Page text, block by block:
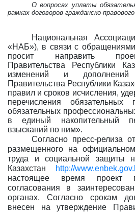
О вопросах уплаты
рамках договоров гражданско-
Национальная
«НАБ»), в связи с обращениями
просит направить
Правительства Республики
изменений и
Правительства Республики
правил и сроков исчисления,
перечисления обязательных
обязательных
в единый накопительный
взысканий по ним».
Согласно пресс-релиза
размещенного на
труда и социальной защиты
Казахстан
http://
настоящее время проект
согласования в
органах. Согласно срокам
внесен на утверждение